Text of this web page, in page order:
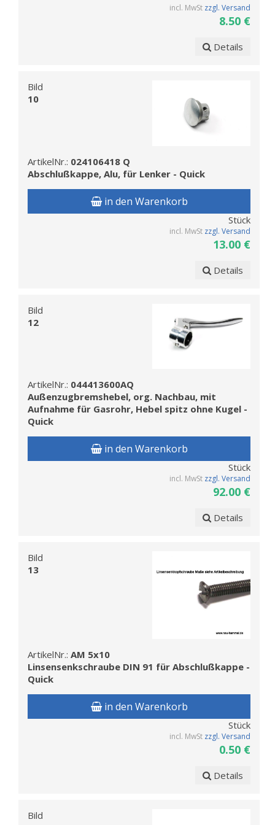
incl. MwSt zzgl. Versand
8.50 €
Details
Bild
10
ArtikelNr.: 024106418 Q
Abschlußkappe, Alu, für Lenker - Quick
in den Warenkorb
Stück
incl. MwSt zzgl. Versand
13.00 €
Details
Bild
12
ArtikelNr.: 044413600AQ
Außenzugbremshebel, org. Nachbau, mit
Aufnahme für Gasrohr, Hebel spitz ohne Kugel -
Quick
in den Warenkorb
Stück
incl. MwSt zzgl. Versand
92.00 €
Details
Bild
13
ArtikelNr.: AM 5x10
Linsensenkschraube DIN 91 für Abschlußkappe -
Quick
in den Warenkorb
Stück
incl. MwSt zzgl. Versand
0.50 €
Details
Bild